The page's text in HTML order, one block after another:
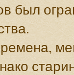
был